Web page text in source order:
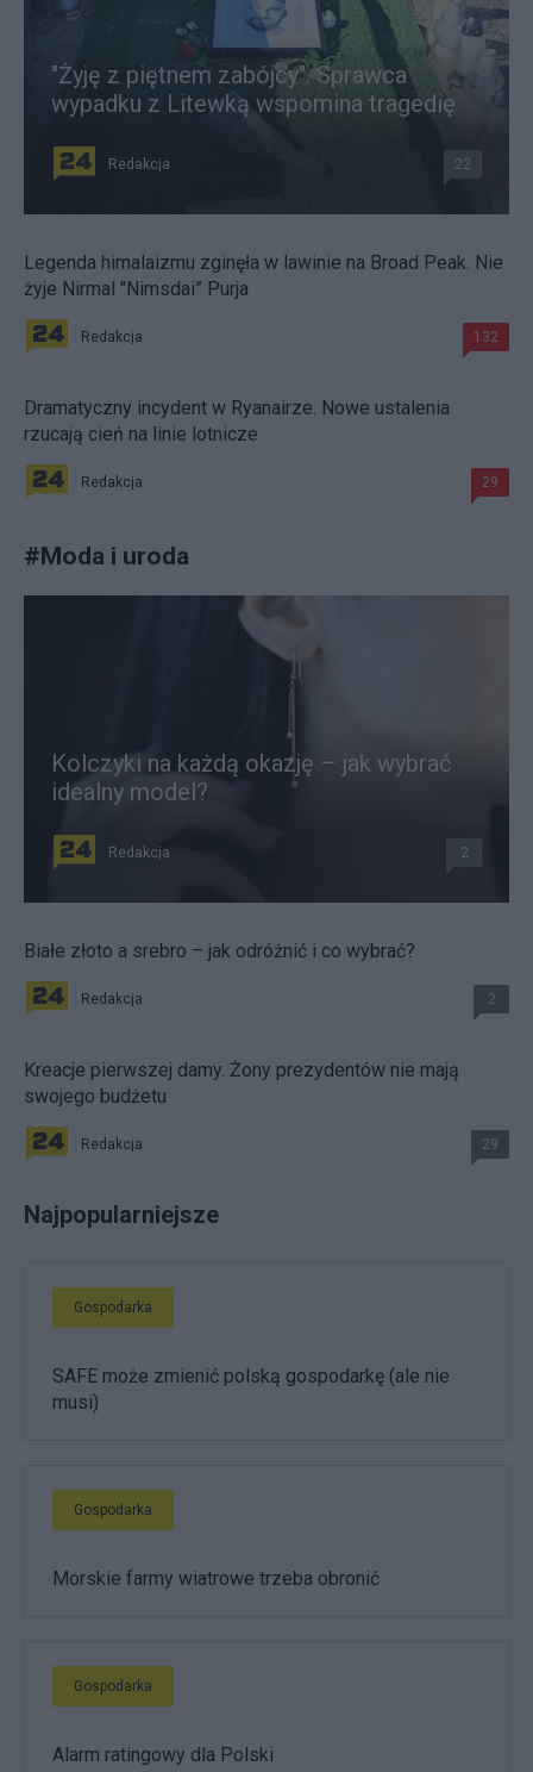
"Żyję z piętnem zabójcy". Sprawca
wypadku z Litewką wspomina tragedię
Redakcja 22
Legenda himalaizmu zginęła w lawinie na Broad Peak. Nie
żyje Nirmal "Nimsdai” Purja
Redakcja 132
Dramatyczny incydent w Ryanairze. Nowe ustalenia
rzucają cień na linie lotnicze
Redakcja 29
#Moda i uroda
Kolczyki na każdą okazję – jak wybrać
idealny model?
Redakcja 2
Białe złoto a srebro – jak odróżnić i co wybrać?
Redakcja 2
Kreacje pierwszej damy. Żony prezydentów nie mają
swojego budżetu
Redakcja 29
Najpopularniejsze
Gospodarka
SAFE może zmienić polską gospodarkę (ale nie
musi)
Gospodarka
Morskie farmy wiatrowe trzeba obronić
Gospodarka
Alarm ratingowy dla Polski